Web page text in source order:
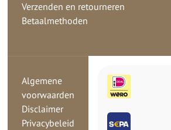
Verzenden en retourneren
Betaalmethoden
Algemene
voorwaarden
Disclaimer
Privacybeleid